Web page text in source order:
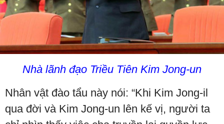
Nhà lãnh đạo Triều Tiên Kim Jong-un
Nhân vật đào tẩu này nói: “Khi Kim Jong-il
qua đời và Kim Jong-un lên kế vị, người ta